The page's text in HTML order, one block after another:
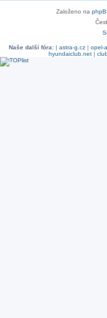
Založeno na
Naše další fóra: | astra-g.cz | opel-
hyundaiclub.net|